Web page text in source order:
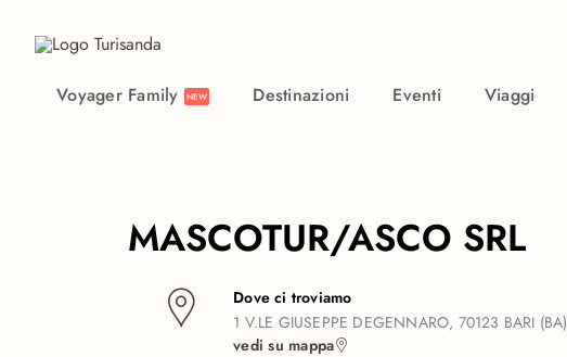
Voyager Family NEW Destinazioni Eventi Viaggi
MASCOTUR/ASCO SRL
Dove ci troviamo
1 V.LE GIUSEPPE DEGENNARO, 70123 BARI (BA)
vedi su mappa